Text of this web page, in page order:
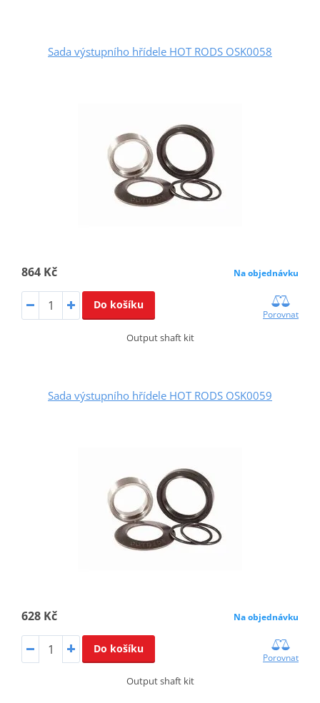
Sada výstupního hřídele HOT RODS OSK0058
864 Kč Na objednávku
Do košíku
Porovnat
Output shaft kit
Sada výstupního hřídele HOT RODS OSK0059
628 Kč Na objednávku
Do košíku
Porovnat
Output shaft kit